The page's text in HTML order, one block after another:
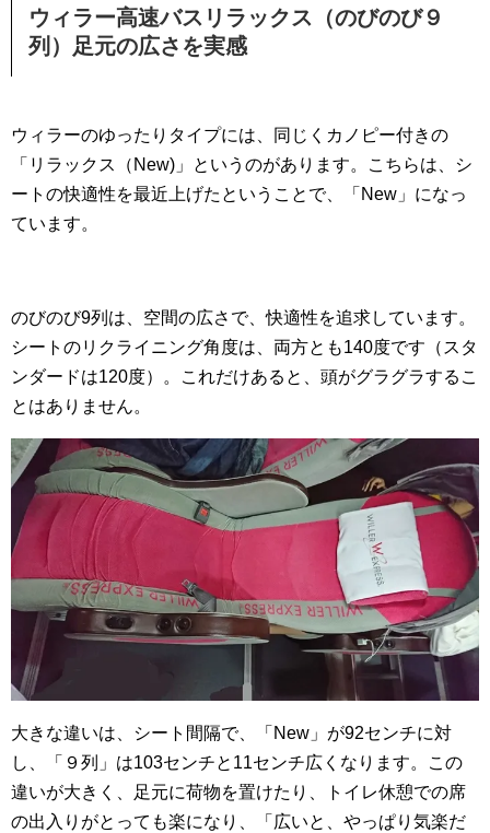
ウィラー高速バスリラックス（のびのび９
列）足元の広さを実感
ウィラーのゆったりタイプには、同じくカノピー付きの
「リラックス（New)」というのがあります。こちらは、シ
ートの快適性を最近上げたということで、「New」になっ
ています。
のびのび9列は、空間の広さで、快適性を追求しています。
シートのリクライニング角度は、両方とも140度です（スタ
ンダードは120度）。これだけあると、頭がグラグラするこ
とはありません。
大きな違いは、シート間隔で、「New」が92センチに対
し、「９列」は103センチと11センチ広くなります。この
違いが大きく、足元に荷物を置けたり、トイレ休憩での席
の出入りがとっても楽になり、「広いと、やっぱり気楽だ